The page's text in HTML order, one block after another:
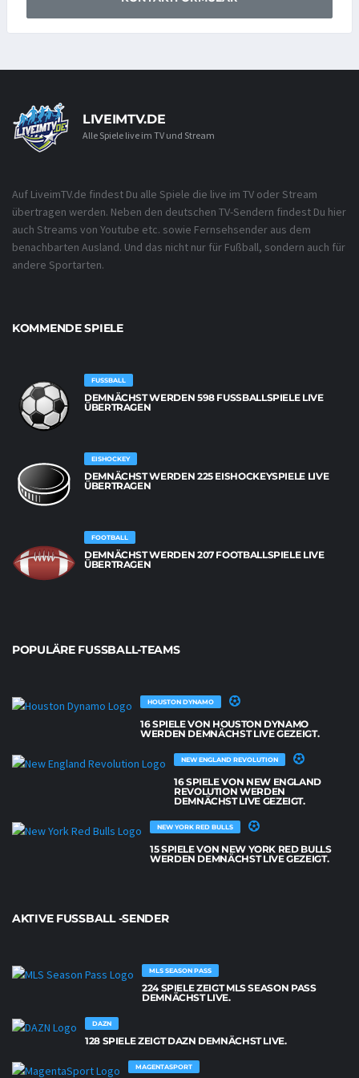
LIVEIMTV.DE
Alle Spiele live im TV und Stream
Auf LiveimTV.de findest Du alle Spiele die live im TV oder Stream
übertragen werden. Neben den deutschen TV-Sendern findest Du hier
auch Streams von Youtube etc. sowie Fernsehsender aus dem
benachbarten Ausland. Und das nicht nur für Fußball, sondern auch für
andere Sportarten.
KOMMENDE SPIELE
FUSSBALL
DEMNÄCHST WERDEN 598 FUSSBALLSPIELE LIVE Ü
BERTRAGEN
EISHOCKEY
DEMNÄCHST WERDEN 225 EISHOCKEYSPIELE LIVE
ÜBERTRAGEN
FOOTBALL
DEMNÄCHST WERDEN 207 FOOTBALLSPIELE LIVE
ÜBERTRAGEN
POPULÄRE FUSSBALL-TEAMS
HOUSTON DYNAMO
16 SPIELE VON HOUSTON DYNAMO
WERDEN DEMNÄCHST LIVE GEZEIGT.
NEW ENGLAND REVOLUTION
16 SPIELE VON NEW ENGLAND
REVOLUTION WERDEN
DEMNÄCHST LIVE GEZEIGT.
NEW YORK RED BULLS
15 SPIELE VON NEW YORK RED BULLS
WERDEN DEMNÄCHST LIVE GEZEIGT.
AKTIVE FUSSBALL -SENDER
MLS SEASON PASS
224 SPIELE ZEIGT MLS SEASON PASS
DEMNÄCHST LIVE.
DAZN
128 SPIELE ZEIGT DAZN DEMNÄCHST LIVE.
MAGENTASPORT